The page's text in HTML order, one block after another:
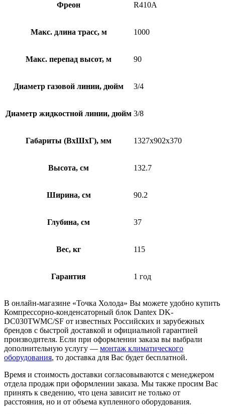
Фреон R410A
Макс. длина трасс, м 1000
Макс. перепад высот, м 90
Диаметр газовой линии, дюйм 3/4
Диаметр жидкостной линии, дюйм 3/8
Габариты (ВхШхГ), мм 1327х902х370
Высота, см 132.7
Ширина, см 90.2
Глубина, см 37
Вес, кг 115
Гарантия 1 год
В онлайн-магазине «Точка Холода» Вы можете удобно купить
Компрессорно-конденсаторный блок Dantex DK-
DC030TWMC/SF от известных Российских и зарубежных
брендов с быстрой доставкой и официальной гарантией
производителя. Если при оформлении заказа вы выбрали
дополнительную услугу — монтаж климатического
оборудования, то доставка для Вас будет бесплатной.
Время и стоимость доставки согласовываются с менеджером
отдела продаж при оформлении заказа. Мы также просим Вас
принять к сведению, что цена зависит не только от
расстояния, но и от объема купленного оборудования.